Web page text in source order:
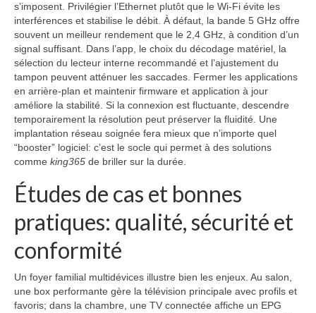
s’imposent. Privilégier l’Ethernet plutôt que le Wi‑Fi évite les
interférences et stabilise le débit. À défaut, la bande 5 GHz offre
souvent un meilleur rendement que le 2,4 GHz, à condition d’un
signal suffisant. Dans l’app, le choix du décodage matériel, la
sélection du lecteur interne recommandé et l’ajustement du
tampon peuvent atténuer les saccades. Fermer les applications
en arrière-plan et maintenir firmware et application à jour
améliore la stabilité. Si la connexion est fluctuante, descendre
temporairement la résolution peut préserver la fluidité. Une
implantation réseau soignée fera mieux que n’importe quel
“booster” logiciel: c’est le socle qui permet à des solutions
comme king365 de briller sur la durée.
Études de cas et bonnes
pratiques: qualité, sécurité et
conformité
Un foyer familial multidévices illustre bien les enjeux. Au salon,
une box performante gère la télévision principale avec profils et
favoris; dans la chambre, une TV connectée affiche un EPG